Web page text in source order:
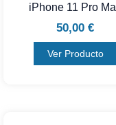
iPhone 11 Pro
50,00 €
Ver Producto